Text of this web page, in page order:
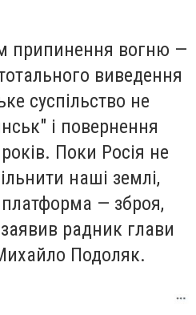
припинення вогню —
виведення
суспільство не
і повернення
Поки Росія не
наші землі,
— зброя,
радник глави
Подоляк.